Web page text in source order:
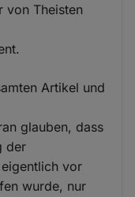
von Theisten
Artikel und
glauben, dass
der
vor
wurde, nur